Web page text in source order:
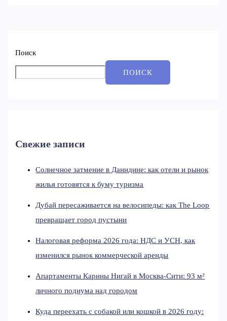
Поиск
ПОИСК
Свежие записи
Солнечное затмение в Данидине: как отели и рынок
жилья готовятся к буму туризма
Дубай пересаживается на велосипеды: как The Loop
превращает город пустыни
Налоговая реформа 2026 года: НДС и УСН, как
изменился рынок коммерческой аренды
Апартаменты Карины Нигай в Москва-Сити: 93 м²
личного подиума над городом
Куда переехать с собакой или кошкой в 2026 году: